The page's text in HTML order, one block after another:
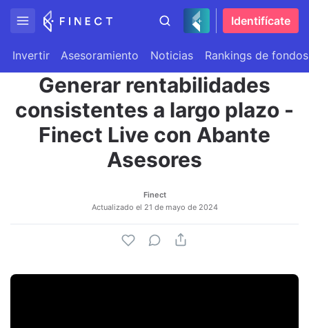
Identifícate
Invertir Asesoramiento Noticias Rankings de fondos
Generar rentabilidades
consistentes a largo plazo -
Finect Live con Abante
Asesores
Finect
Actualizado el 21 de mayo de 2024